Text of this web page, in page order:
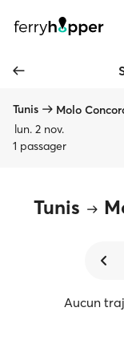
Tunis
Molo
lun. 2 nov.
1 passager
Tunis
Aucun